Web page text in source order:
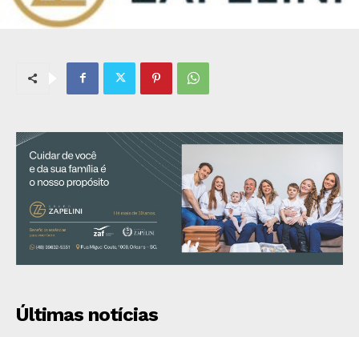
Últimas notícias